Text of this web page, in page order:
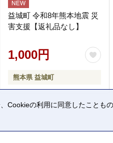
益城町 令和8年熊本地震 災
害支援【返礼品なし】
1,000円
熊本県 益城町
の利用に同意したこともの